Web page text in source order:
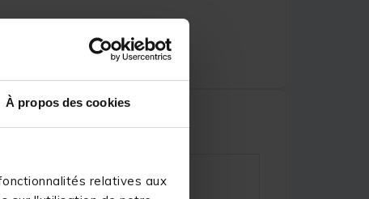
À propos des cookies
relatives aux